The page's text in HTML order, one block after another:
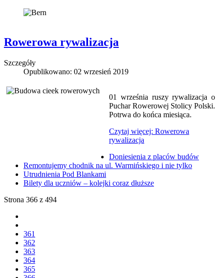
Rowerowa rywalizacja
Szczegóły
Opublikowano: 02 wrzesień 2019
01 września ruszy rywalizacja o
Puchar Rowerowej Stolicy Polski.
Potrwa do końca miesiąca.
Czytaj więcej: Rowerowa
rywalizacja
Doniesienia z placów budów
Remontujemy chodnik na ul. Warmińskiego i nie tylko
Utrudnienia Pod Blankami
Bilety dla uczniów – kolejki coraz dłuższe
Strona 366 z 494
361
362
363
364
365